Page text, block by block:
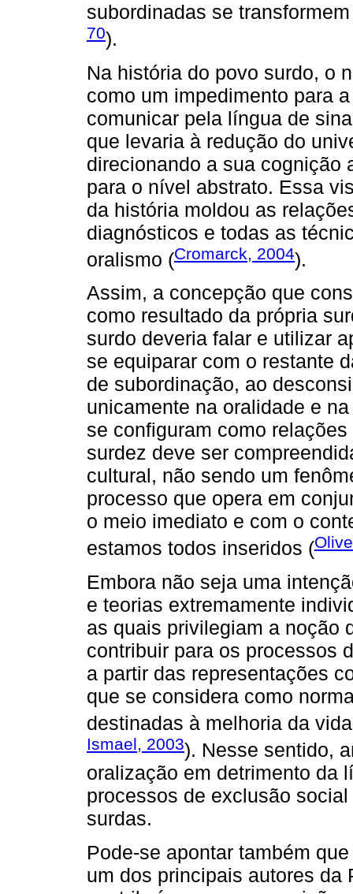
subordinadas se
70).
Na história do povo surdo, o
como um impedimento para
comunicar pela língua de
que levaria à redução do
direcionando a sua cognição
para o nível abstrato. Essa
da história moldou as
diagnósticos e todas as
oralismo (Cromarck, 2004).
Assim, a concepção que
como resultado da própria
surdo deveria falar e utilizar
se equiparar com o restante
de subordinação, ao
unicamente na oralidade e
se configuram como
surdez deve ser
cultural, não sendo um
processo que opera em
o meio imediato e com o
estamos todos inseridos (
Embora não seja uma
e teorias extremamente
as quais privilegiam a noção
contribuir para os processos
a partir das representações
que se considera como
destinadas à melhoria da
Ismael, 2003). Nesse sentido,
oralização em detrimento da
processos de exclusão
surdas.
Pode-se apontar também
um dos principais autores